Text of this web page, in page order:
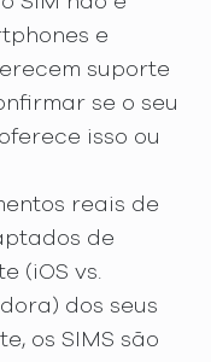
e
suporte
se o seu
isso ou
reais de
de
(iOS vs.
dos seus
os SIMS são